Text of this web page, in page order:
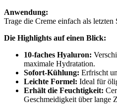
Anwendung:
Trage die Creme einfach als
Die Highlights auf einen Blick:
10-faches Hyaluron:
maximale Hydratation.
Sofort-Kühlung: Erfrischt
Leichte Formel: Ideal für
Erhält die Feuchtigkeit:
Geschmeidigkeit über lange